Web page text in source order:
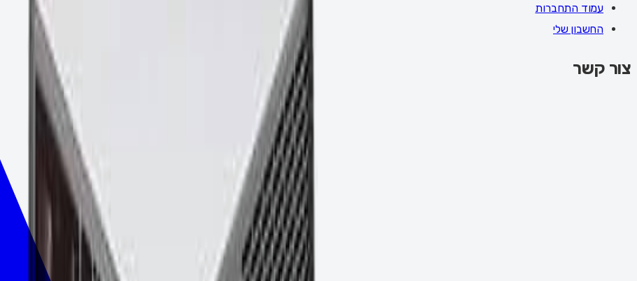
עמוד התחברות
החשבון שלי
צור קשר